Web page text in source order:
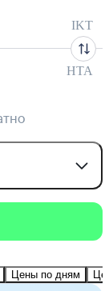
IKT
HTA
Цены по дням